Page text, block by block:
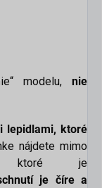
modelu, nie
lepidlami, ktoré
nájdete mimo
je
je číre a